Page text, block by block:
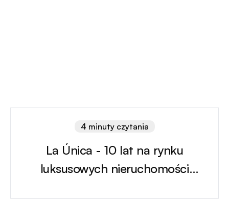
4 minuty czytania
La Única - 10 lat na rynku
luksusowych nieruchomości